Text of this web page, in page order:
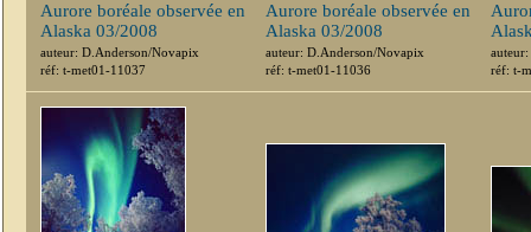
Aurore boréale observée en
Alaska 03/2008
auteur: D.Anderson/Novapix
réf: t-met01-11037
Aurore boréale observée en
Alaska 03/2008
auteur: D.Anderson/Novapix
réf: t-met01-11036
réf: t-